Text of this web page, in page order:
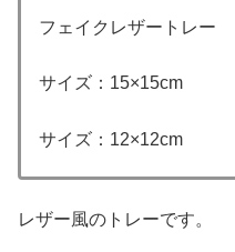
フェイクレザートレー
サイズ：15×15cm
サイズ：12×12cm
レザー風のトレーです。